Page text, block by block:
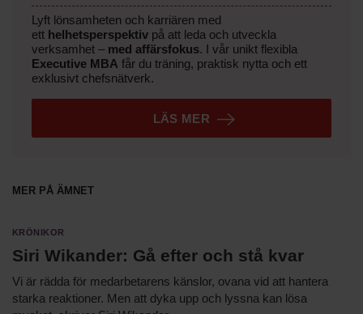
Mer på ämnet
Krönikor
Siri Wikander: Gå efter och stå kvar
Vi är rädda för medarbetarens känslor, ovana vid att hantera
starka reaktioner. Men att dyka upp och lyssna kan lösa
Lyft lönsamheten och karriären med
ett helhetsperspektiv på att leda och utveckla
verksamhet – med affärsfokus. I vår unikt flexibla
Executive MBA får du träning, praktisk nytta och ett
exklusivt chefsnätverk.
LÄS MER